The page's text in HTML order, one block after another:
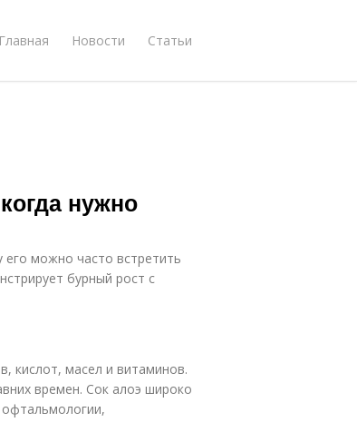
Главная Новости Статьи
нужно
можно часто встретить
бурный рост с
кислот, масел и витаминов.
времен. Сок алоэ широко